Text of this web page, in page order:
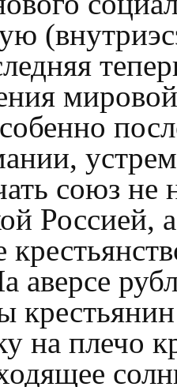
союз не
Россией,
аверсе
на плечо